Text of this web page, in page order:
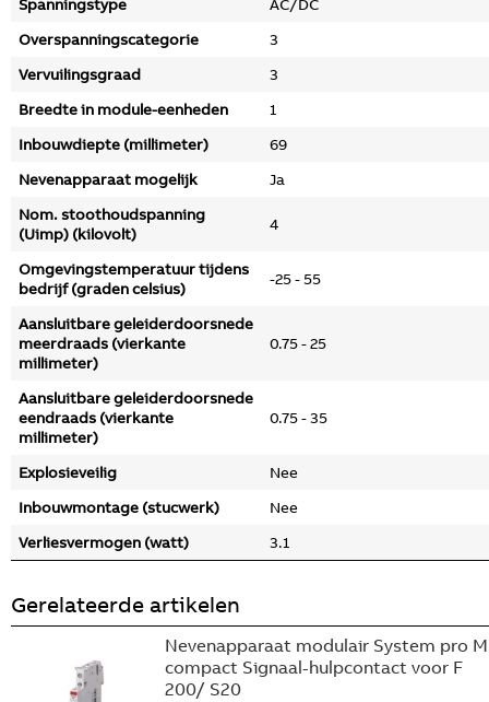
Spanningstype
AC/DC
Overspanningscategorie
3
Vervuilingsgraad
3
Breedte in module-eenheden
1
Inbouwdiepte (millimeter)
69
Nevenapparaat mogelijk
Ja
Nom. stoothoudspanning
(Uimp) (kilovolt)
4
Omgevingstemperatuur tijdens
bedrijf (graden celsius)
-25 - 55
Aansluitbare geleiderdoorsnede
meerdraads (vierkante
millimeter)
0.75 - 25
Aansluitbare geleiderdoorsnede
eendraads (vierkante
millimeter)
0.75 - 35
Explosieveilig
Nee
Inbouwmontage (stucwerk)
Nee
Verliesvermogen (watt)
3.1
Gerelateerde artikelen
Nevenapparaat modulair System pro M
compact Signaal-hulpcontact voor F
200/ S20